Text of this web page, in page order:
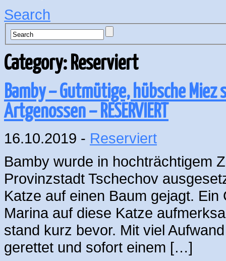
Search
Category: Reserviert
Bamby – Gutmütige, hübsche
Artgenossen – RESERVIERT
16.10.2019 - Reserviert
Bamby wurde in hochträchtigem
Provinzstadt Tschechov
Katze auf einen Baum gejagt.
Marina auf diese Katze
stand kurz bevor. Mit viel
gerettet und sofort einem […]